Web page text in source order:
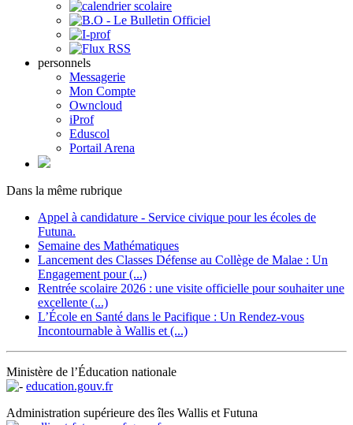
personnels
Messagerie
Mon Compte
Owncloud
iProf
Eduscol
Portail Arena
Dans la même rubrique
Appel à candidature - Service civique pour les écoles de
Futuna.
Semaine des Mathématiques
Lancement des Classes Défense au Collège de Malae : Un
Engagement pour (...)
Rentrée scolaire 2026 : une visite officielle pour souhaiter une
excellente (...)
L’École en Santé dans le Pacifique : Un Rendez-vous
Incontournable à Wallis et (...)
Ministère de l’Éducation nationale
education.gouv.fr
Administration supérieure des îles Wallis et Futuna